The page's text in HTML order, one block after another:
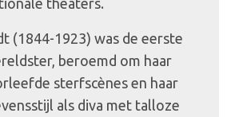
(1844-1923) was de eerste
beroemd om haar
sterfscènes en haar
als diva met talloze